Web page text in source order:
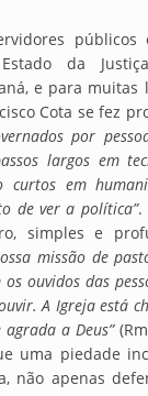
públicos
da
e para muitas
Cota se fez
por
largos em
curtos em
de ver a política”.
simples e
missão de
ouvidos das
A Igreja está
a Deus”
uma piedade
não apenas